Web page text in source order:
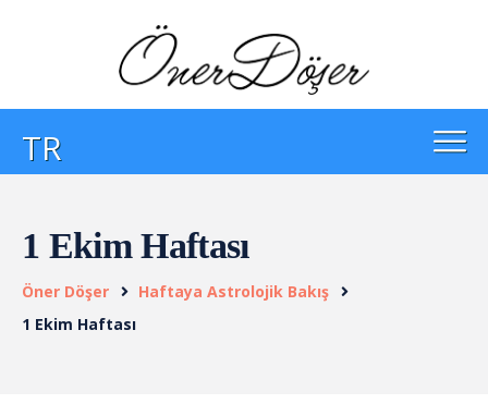
TR
1 Ekim Haftası
Öner Döşer
Haftaya Astrolojik Bakış
1 Ekim Haftası